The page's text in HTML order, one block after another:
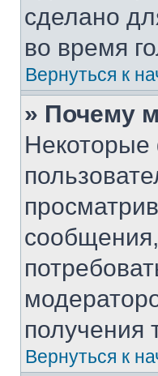
сделано
во время
Вернуться к
» Почему
получения
Вернуться к